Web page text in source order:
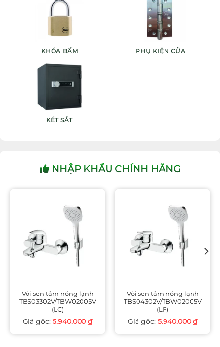
KHÓA BẤM PHỤ KIỆN CỬA
KÉT SẮT
NHẬP KHẨU CHÍNH HÃNG
Vòi sen tắm nóng lạnh
TBS03302V/TBW02005V
(LC)
5.940.000 ₫
Vòi sen tắm nóng lạnh
TBS04302V/TBW02005V
(LF)
5.940.000 ₫